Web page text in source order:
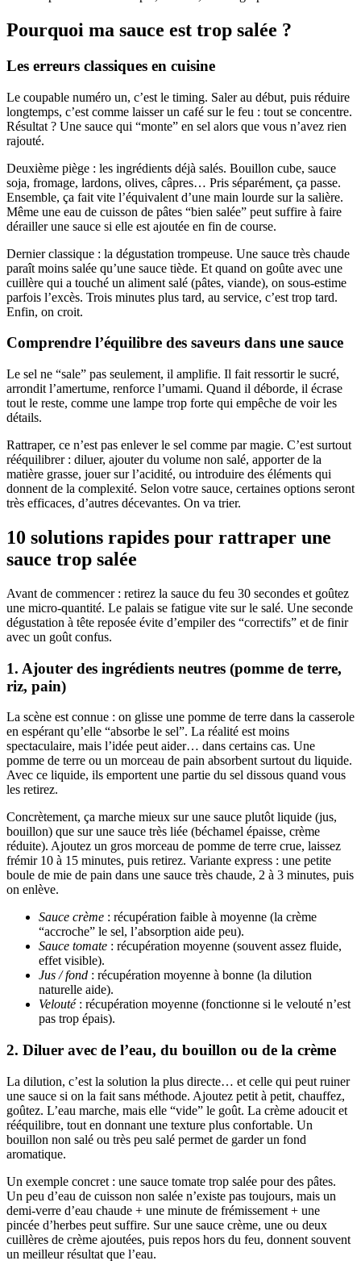
Pourquoi ma sauce est trop salée ?
Les erreurs classiques en cuisine
Le coupable numéro un, c’est le timing. Saler au début, puis réduire
longtemps, c’est comme laisser un café sur le feu : tout se concentre.
Résultat ? Une sauce qui “monte” en sel alors que vous n’avez rien
rajouté.
Deuxième piège : les ingrédients déjà salés. Bouillon cube, sauce
soja, fromage, lardons, olives, câpres… Pris séparément, ça passe.
Ensemble, ça fait vite l’équivalent d’une main lourde sur la salière.
Même une eau de cuisson de pâtes “bien salée” peut suffire à faire
dérailler une sauce si elle est ajoutée en fin de course.
Dernier classique : la dégustation trompeuse. Une sauce très chaude
paraît moins salée qu’une sauce tiède. Et quand on goûte avec une
cuillère qui a touché un aliment salé (pâtes, viande), on sous-estime
parfois l’excès. Trois minutes plus tard, au service, c’est trop tard.
Enfin, on croit.
Comprendre l’équilibre des saveurs dans une sauce
Le sel ne “sale” pas seulement, il amplifie. Il fait ressortir le sucré,
arrondit l’amertume, renforce l’umami. Quand il déborde, il écrase
tout le reste, comme une lampe trop forte qui empêche de voir les
détails.
Rattraper, ce n’est pas enlever le sel comme par magie. C’est surtout
rééquilibrer : diluer, ajouter du volume non salé, apporter de la
matière grasse, jouer sur l’acidité, ou introduire des éléments qui
donnent de la complexité. Selon votre sauce, certaines options seront
très efficaces, d’autres décevantes. On va trier.
10 solutions rapides pour rattraper une
sauce trop salée
Avant de commencer : retirez la sauce du feu 30 secondes et goûtez
une micro-quantité. Le palais se fatigue vite sur le salé. Une seconde
dégustation à tête reposée évite d’empiler des “correctifs” et de finir
avec un goût confus.
1. Ajouter des ingrédients neutres (pomme de terre,
riz, pain)
La scène est connue : on glisse une pomme de terre dans la casserole
en espérant qu’elle “absorbe le sel”. La réalité est moins
spectaculaire, mais l’idée peut aider… dans certains cas. Une
pomme de terre ou un morceau de pain absorbent surtout du liquide.
Avec ce liquide, ils emportent une partie du sel dissous quand vous
les retirez.
Concrètement, ça marche mieux sur une sauce plutôt liquide (jus,
bouillon) que sur une sauce très liée (béchamel épaisse, crème
réduite). Ajoutez un gros morceau de pomme de terre crue, laissez
frémir 10 à 15 minutes, puis retirez. Variante express : une petite
boule de mie de pain dans une sauce très chaude, 2 à 3 minutes, puis
on enlève.
Sauce crème : récupération faible à moyenne (la crème
“accroche” le sel, l’absorption aide peu).
Sauce tomate : récupération moyenne (souvent assez fluide,
effet visible).
Jus / fond : récupération moyenne à bonne (la dilution
naturelle aide).
Velouté: récupération moyenne (fonctionne si le velouté n’est
pas trop épais).
2. Diluer avec de l’eau, du bouillon ou de la crème
La dilution, c’est la solution la plus directe… et celle qui peut ruiner
une sauce si on la fait sans méthode. Ajoutez petit à petit, chauffez,
goûtez. L’eau marche, mais elle “vide” le goût. La crème adoucit et
rééquilibre, tout en donnant une texture plus confortable. Un
bouillon non salé ou très peu salé permet de garder un fond
aromatique.
Un exemple concret : une sauce tomate trop salée pour des pâtes.
Un peu d’eau de cuisson non salée n’existe pas toujours, mais un
demi-verre d’eau chaude + une minute de frémissement + une
pincée d’herbes peut suffire. Sur une sauce crème, une ou deux
cuillères de crème ajoutées, puis repos hors du feu, donnent souvent
un meilleur résultat que l’eau.